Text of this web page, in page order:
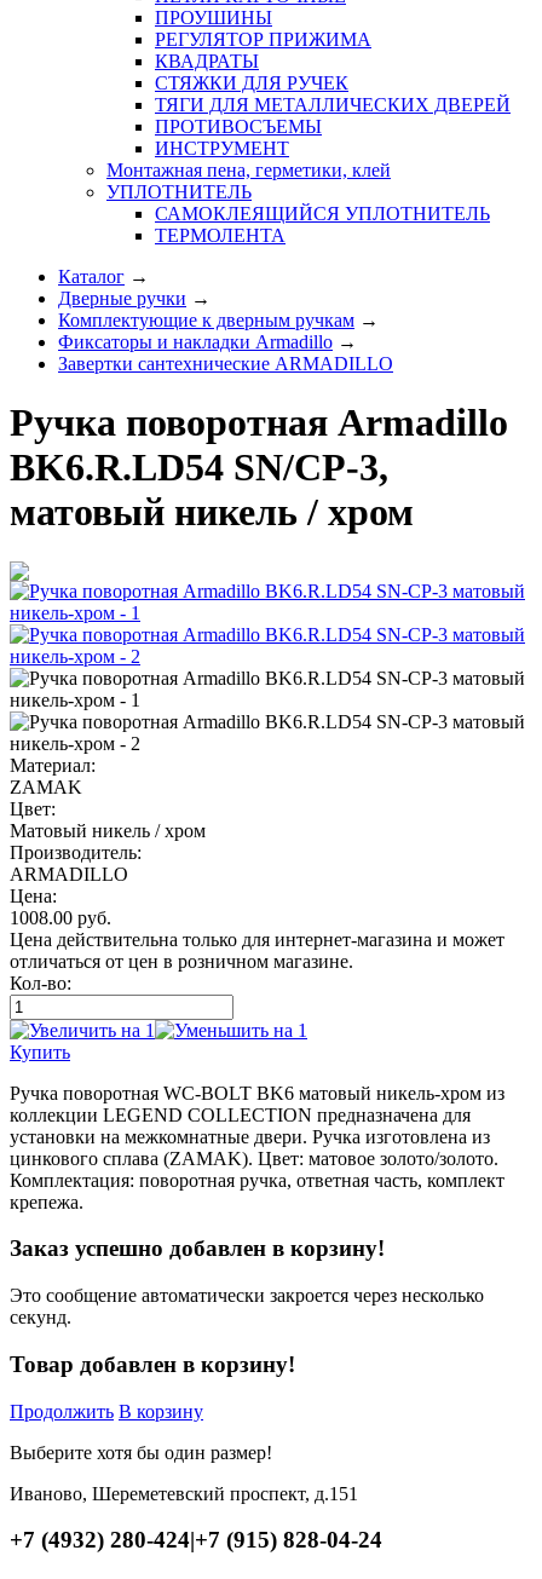
ПРОУШИНЫ
РЕГУЛЯТОР ПРИЖИМА
КВАДРАТЫ
СТЯЖКИ ДЛЯ РУЧЕК
ТЯГИ ДЛЯ МЕТАЛЛИЧЕСКИХ ДВЕРЕЙ
ПРОТИВОСЪЕМЫ
ИНСТРУМЕНТ
Монтажная пена, герметики, клей
УПЛОТНИТЕЛЬ
САМОКЛЕЯЩИЙСЯ УПЛОТНИТЕЛЬ
ТЕРМОЛЕНТА
Каталог →
Дверные ручки →
Комплектующие к дверным ручкам →
Фиксаторы и накладки Armadillo →
Завертки сантехнические ARMADILLO
Ручка поворотная Armadillo
BK6.R.LD54 SN/CP-3,
матовый никель / хром
Материал:
ZAMAK
Цвет:
Матовый никель / хром
Производитель:
ARMADILLO
Цена:
1008.00 руб.
Цена действительна только для интернет-магазина и может
отличаться от цен в розничном магазине.
Кол-во:
Купить
Ручка поворотная WC-BOLT BK6 матовый никель-хром из
коллекции LEGEND COLLECTION предназначена для
установки на межкомнатные двери. Ручка изготовлена из
цинкового сплава (ZAMAK). Цвет: матовое золото/золото.
Комплектация: поворотная ручка, ответная часть, комплект
крепежа.
Заказ успешно добавлен в корзину!
Это сообщение автоматически закроется через несколько
секунд.
Товар добавлен в корзину!
Продолжить В корзину
Выберите хотя бы один размер!
Иваново, Шереметевский проспект, д.151
+7 (4932) 280-424|+7 (915) 828-04-24